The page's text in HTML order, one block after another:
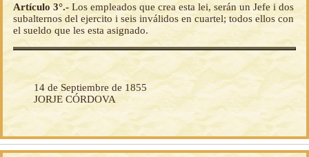
Artículo 3°.- Los empleados que crea esta lei, serán un Jefe i dos
subalternos del ejercito i seis inválidos en cuartel; todos ellos con
el sueldo que les esta asignado.
14 de Septiembre de 1855
JORJE CÓRDOVA